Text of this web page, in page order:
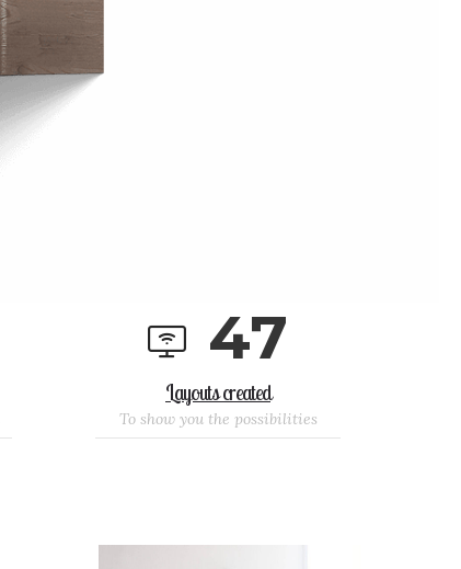
47
Layouts created
To show you the possibilities